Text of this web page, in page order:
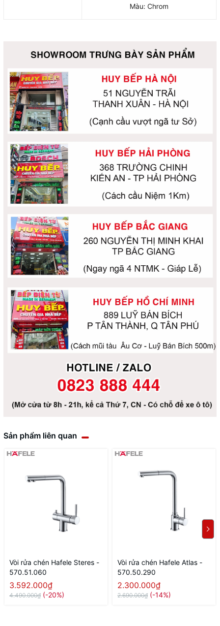
Màu: Chrom
Sản phẩm liên quan
Vòi rửa chén Hafele Steres -
570.51.060
3.592.000₫
4.490.000₫ (-20%)
Vòi rửa chén Hafele Atlas -
570.50.290
2.300.000₫
2.690.000₫ (-14%)